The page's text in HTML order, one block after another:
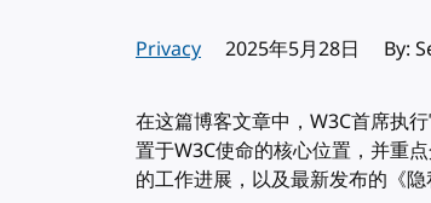
Privacy 发布:
2025年5月28日 By:
在这篇博客文章中，W3C首席执
置于W3C使命的核心位置，并重
的工作进展，以及最新发布的《隐